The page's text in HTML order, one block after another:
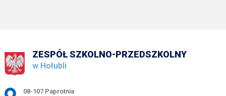
ZESPÓŁ SZKOLNO-PRZEDSZKOLNY
w Hołubli
Adres pocztowy:
08-107 Paprotnia